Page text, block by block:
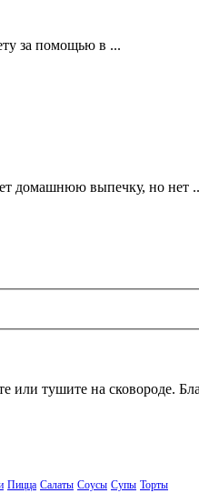
за помощью в ...
домашнюю выпечку, но нет
тушите на сковороде.
Пицца Салаты Соусы Супы Торты